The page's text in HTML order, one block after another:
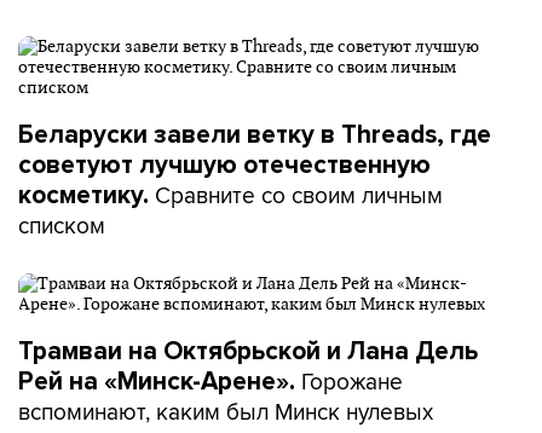
Беларуски завели ветку в Threads, где
советуют лучшую отечественную
косметику. Сравните со своим личным
списком
Трамваи на Октябрьской и Лана Дель
Рей на «Минск-Арене». Горожане
вспоминают, каким был Минск нулевых